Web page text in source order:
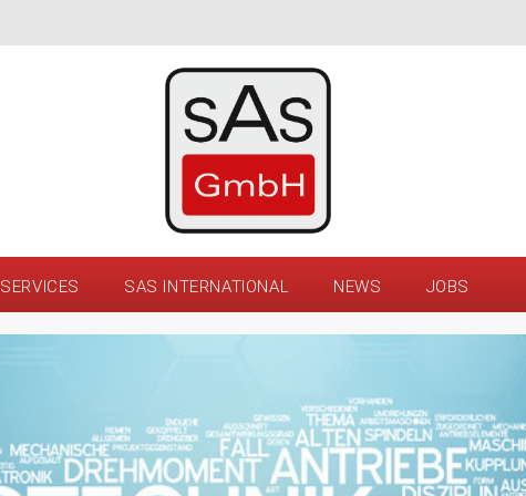
SERVICES SAS INTERNATIONAL NEWS JOBS